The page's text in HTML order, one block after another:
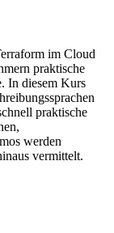
im Cloud
praktische
In diesem Kurs
praktische
werden
vermittelt.